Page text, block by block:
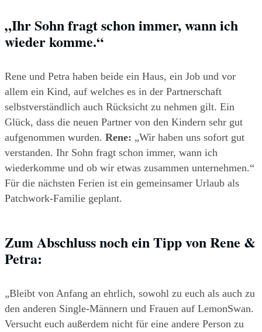
„Ihr Sohn fragt schon immer, wann ich
wieder komme.“
Rene und Petra haben beide ein Haus, ein Job und vor
allem ein Kind, auf welches es in der Partnerschaft
selbstverständlich auch Rücksicht zu nehmen gilt. Ein
Glück, dass die neuen Partner von den Kindern sehr gut
aufgenommen wurden. Rene: „Wir haben uns sofort gut
verstanden. Ihr Sohn fragt schon immer, wann ich
wiederkomme und ob wir etwas zusammen unternehmen.“
Für die nächsten Ferien ist ein gemeinsamer Urlaub als
Patchwork-Familie geplant.
Zum Abschluss noch ein Tipp von Rene &
Petra:
„Bleibt von Anfang an ehrlich, sowohl zu euch als auch zu
den anderen Single-Männern und Frauen auf LemonSwan.
Versucht euch außerdem nicht für eine andere Person zu